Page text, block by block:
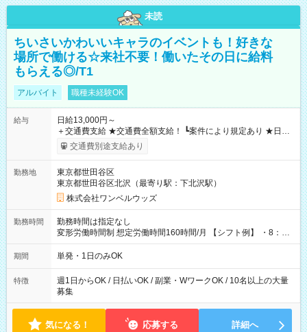
未読
ちいさいかわいいキャラのイベントも！好きな
場所で働ける☆来社不要！働いたその日に給料
もらえる◎/T1
アルバイト 職種未経験OK
給与
日給13,000円～
＋交通費支給 ★交通費全額支給！ ┗案件により規定あり ★日払
いOK！（規定あり） ┗働いたその日に現金GET♪ お仕事後はコ
ンビニATMから 日払い分を引き落とせます！ 【試用期間】試
交通費別途支給あり
勤務地
東京都世田谷区
東京都世田谷区北沢（最寄り駅：下北沢駅）
株式会社ワンベルウッズ
勤務時間
勤務時間は指定なし
変形労働時間制 想定労働時間160時間/月 【シフト例】 ・8：00
～21：00
期間 単発・1日のみOK
特徴
週1日からOK / 日払いOK / 副業・WワークOK / 10名以上の大量
募集
気になる！ 応募する 詳細へ